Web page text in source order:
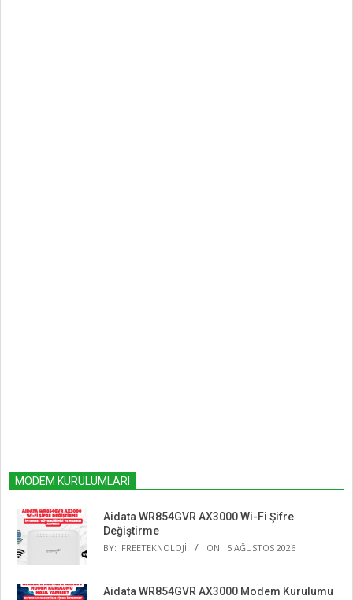
MODEM KURULUMLARI
Aidata WR854GVR AX3000 Wi-Fi Şifre
Değiştirme
BY: FREETEKNOLOJI ON: 5 AĞUSTOS 2026
Aidata WR854GVR AX3000 Modem Kurulumu